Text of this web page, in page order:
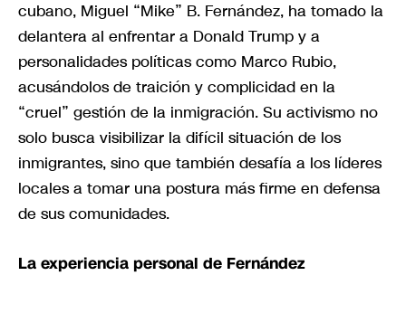
cubano, Miguel “Mike” B. Fernández, ha tomado la
delantera al enfrentar a Donald Trump y a
personalidades políticas como Marco Rubio,
acusándolos de traición y complicidad en la
“cruel” gestión de la inmigración. Su activismo no
solo busca visibilizar la difícil situación de los
inmigrantes, sino que también desafía a los líderes
locales a tomar una postura más firme en defensa
de sus comunidades.
La experiencia personal de Fernández